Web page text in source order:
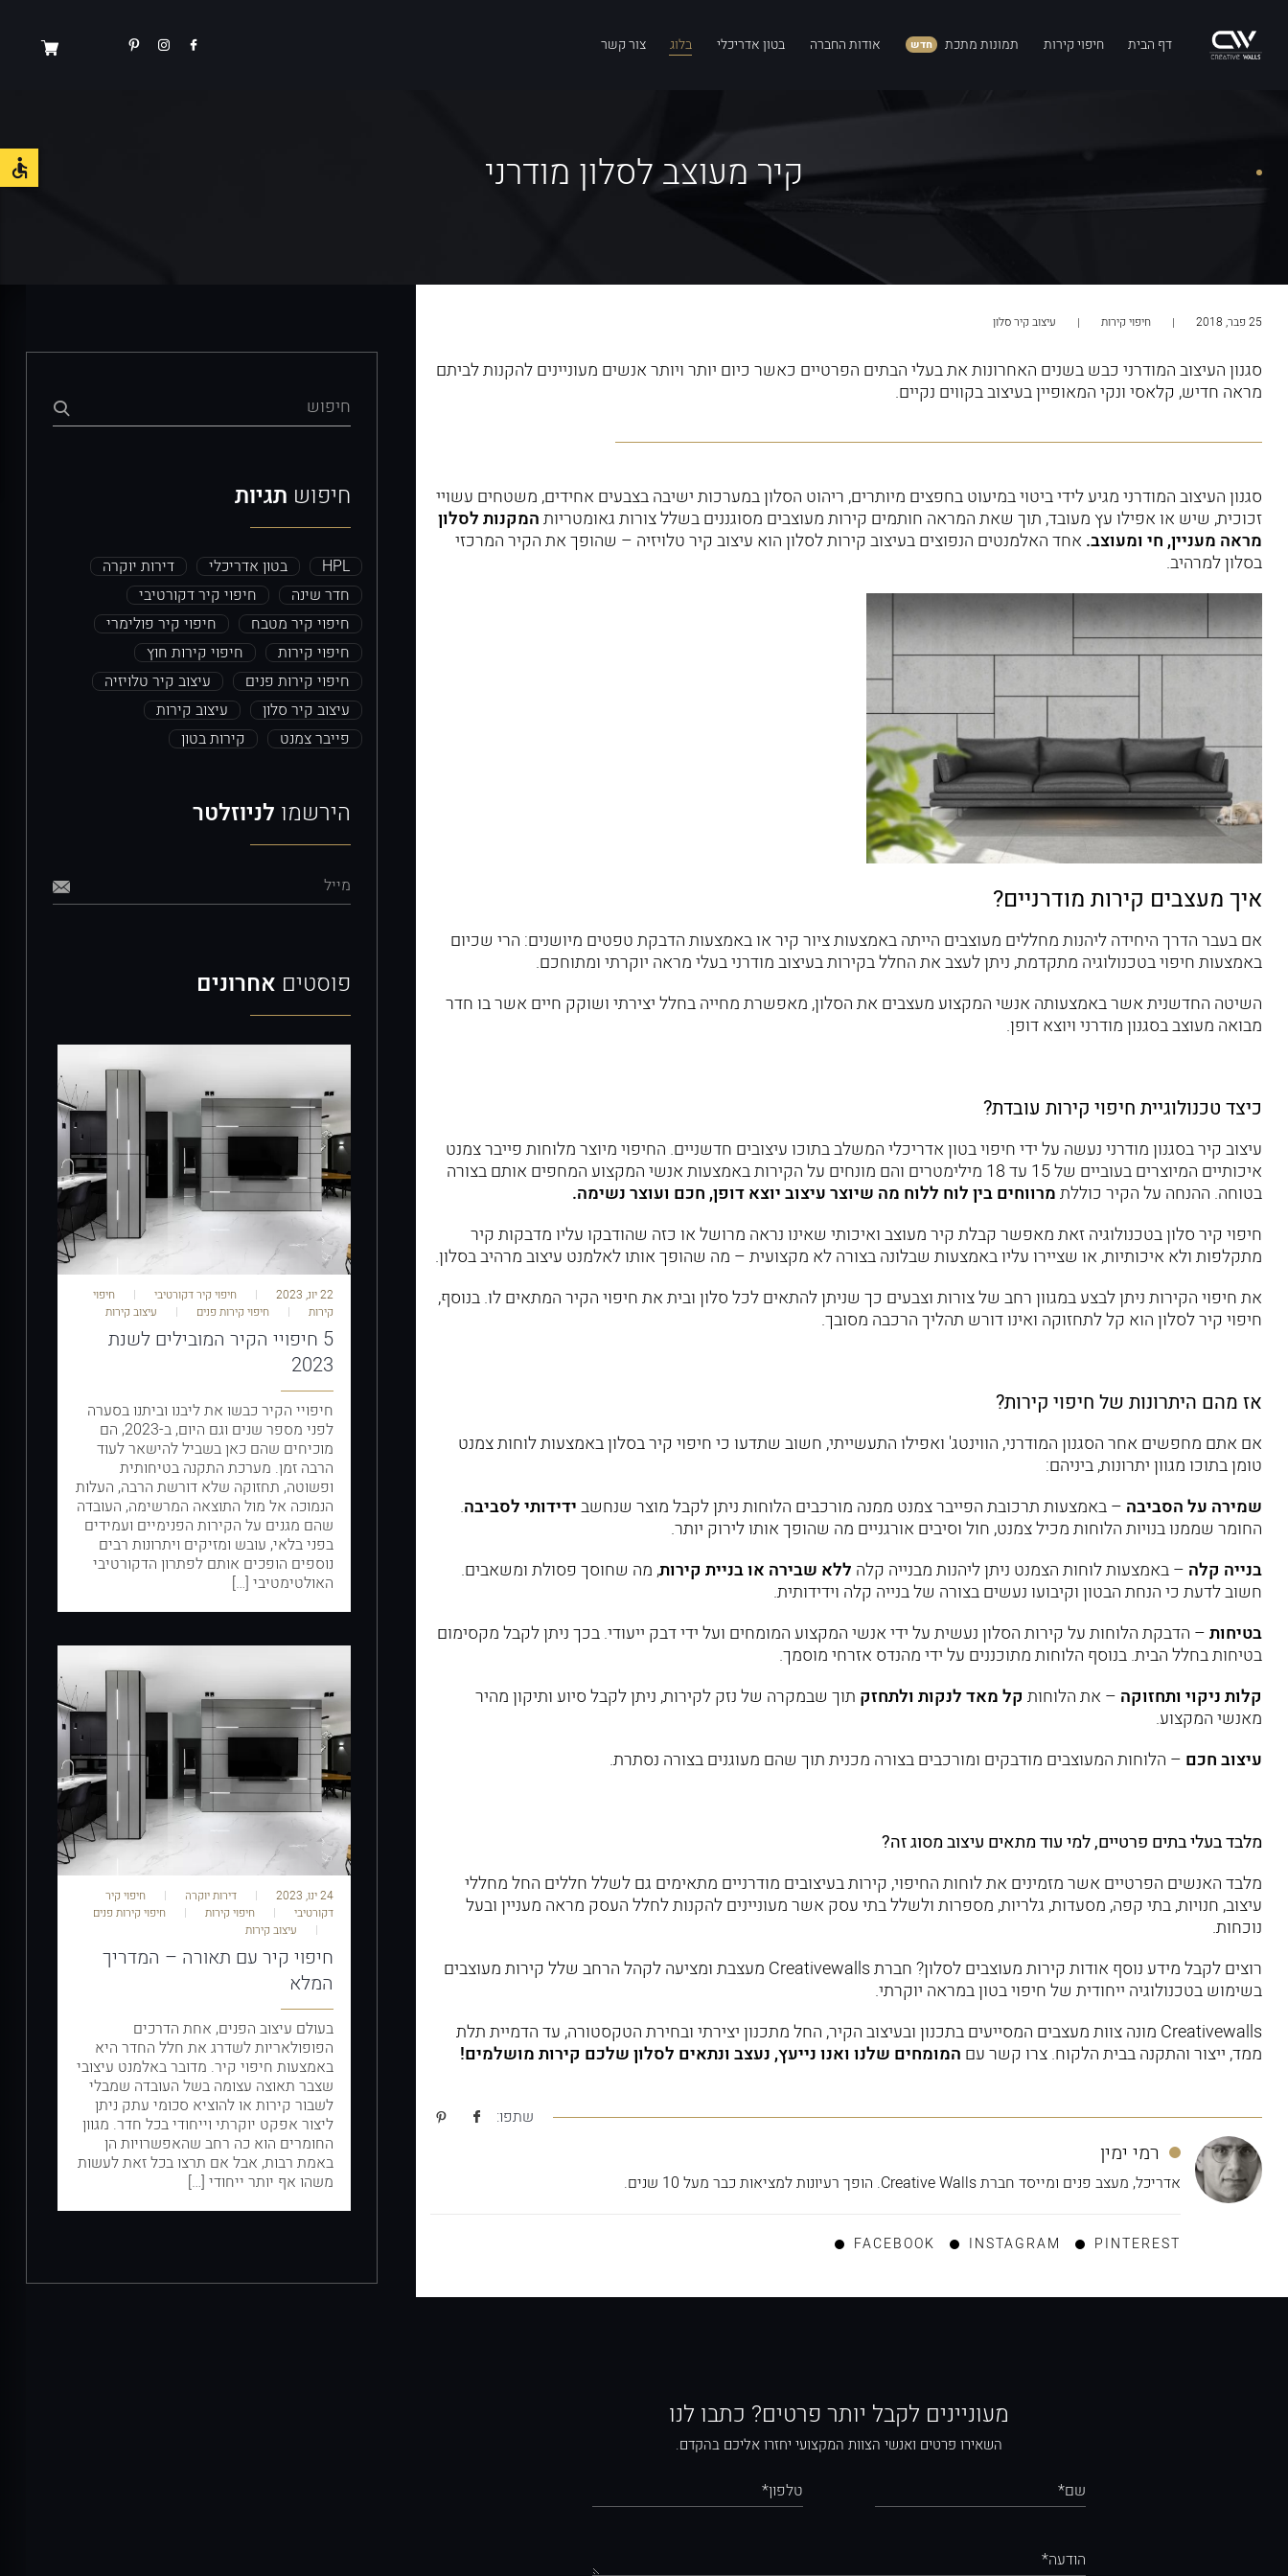
דף הבית חיפוי קירות תמונות מתכת חדש אודות החברה בטון אדריכלי בלוג צור קשר
קיר מעוצב לסלון מודרני
25 פבר, 2018 חיפוי קירות עיצוב קיר סלון
סגנון העיצוב המודרני כבש בשנים האחרונות את בעלי הבתים הפרטיים כאשר כיום יותר ויותר אנשים מעוניינים להקנות לביתם
מראה חדיש, קלאסי ונקי המאופיין בעיצוב בקווים נקיים.
סגנון העיצוב המודרני מגיע לידי ביטוי במיעוט בחפצים מיותרים, ריהוט הסלון במערכות ישיבה בצבעים אחידים, משטחים עשויי
זכוכית, שיש או אפילו עץ מעובד, תוך שאת המראה חותמים קירות מעוצבים מסוגננים בשלל צורות גאומטריותהמקנות לסלון
מראה מעניין, חי ומעוצב. אחד האלמנטים הנפוצים בעיצוב קירות לסלון הוא עיצוב קיר טלויזיה – שהופך את הקיר המרכזי
בסלון למרהיב.
איך מעצבים קירות מודרניים?
אם בעבר הדרך היחידה ליהנות מחללים מעוצבים הייתה באמצעות ציור קיר או באמצעות הדבקת טפטים מיושנים: הרי שכיום
באמצעות חיפוי בטכנולוגיה מתקדמת, ניתן לעצב את החלל בקירות בעיצוב מודרני בעלי מראה יוקרתי ומתוחכם.
השיטה החדשנית אשר באמצעותה אנשי המקצוע מעצבים את הסלון, מאפשרת מחייה בחלל יצירתי ושוקק חיים אשר בו חדר
מבואה מעוצב בסגנון מודרני ויוצא דופן.
כיצד טכנולוגיית חיפוי קירות עובדת?
עיצוב קיר בסגנון מודרני נעשה על ידי חיפויבטון אדריכליהמשלב בתוכו עיצובים חדשניים. החיפוי מיוצר מלוחות פייבר צמנט
איכותיים המיוצרים בעוביים של 15 עד 18 מילימטרים והם מונחים על הקירות באמצעות אנשי המקצוע המחפים אותם בצורה
בטוחה. ההנחה על הקיר כוללתמרווחים בין לוח ללוח מה שיוצר עיצוב יוצא דופן, חכם ועוצר נשימה.
חיפוי קיר סלוןבטכנולוגיה זאת מאפשר קבלת קיר מעוצב ואיכותי שאינו נראה מרושל או כזה שהודבקו עליו מדבקות קיר
מתקלפות ולא איכותיות, או שציירו עליו באמצעות שבלונה בצורה לא מקצועית – מה שהופך אותו לאלמנט עיצוב מרהיב בסלון.
את חיפוי הקירות ניתן לבצע במגוון רחב של צורות וצבעים כך שניתן להתאים לכל סלון ובית את חיפוי הקיר המתאים לו. בנוסף,
חיפוי קיר לסלון הוא קל לתחזוקה ואינו דורש תהליך הרכבה מסובך.
אז מהם היתרונות של חיפוי קירות?
אם אתם מחפשים אחר הסגנון המודרני, הווינטג' ואפילו התעשייתי, חשוב שתדעו כי חיפוי קיר בסלון באמצעות לוחות צמנט
טומן בתוכו מגוון יתרונות, ביניהם:
שמירה על הסביבה – באמצעות תרכובת הפייבר צמנט ממנה מורכבים הלוחות ניתן לקבל מוצר שנחשבידידותי לסביבה.
החומר שממנו בנויות הלוחות מכיל צמנט, חול וסיבים אורגניים מה שהופך אותו לירוק יותר.
בנייה קלה – באמצעות לוחות הצמנט ניתן ליהנות מבנייה קלה ללא שבירה או בניית קירות, מה שחוסך פסולת ומשאבים.
חשוב לדעת כי הנחת הבטון וקיבועו נעשים בצורה של בנייה קלה וידידותית.
בטיחות– הדבקת הלוחות על קירות הסלון נעשית על ידי אנשי המקצוע המומחים ועל ידי דבק ייעודי. בכך ניתן לקבל מקסימום
בטיחות בחלל הבית. בנוסף הלוחות מתוכננים על ידי מהנדס אזרחי מוסמך.
קלות ניקוי ותחזוקה – את הלוחות קל מאד לנקות ולתחזק תוך שבמקרה של נזק לקירות, ניתן לקבל סיוע ותיקון מהיר
מאנשי המקצוע.
עיצוב חכם – הלוחות המעוצבים מודבקים ומורכבים בצורה מכנית תוך שהם מעוגנים בצורה נסתרת.
מלבד בעלי בתים פרטיים, למי עוד מתאים עיצוב מסוג זה?
מלבד האנשים הפרטיים אשר מזמינים את לוחות החיפוי, קירות בעיצובים מודרניים מתאימים גם לשלל חללים החל מחללי
עיצוב, חנויות, בתי קפה, מסעדות, גלריות, מספרות ולשלל בתי עסק אשר מעוניינים להקנות לחלל העסק מראה מעניין ובעל
נוכחות.
רוצים לקבל מידע נוסף אודות קירות מעוצבים לסלון? חברת Creativewalls מעצבת ומציעה לקהל הרחב שלל קירות מעוצבים
בשימוש בטכנולוגיה ייחודית שלחיפוי בטון במראה יוקרתי.
Creativewalls מונה צוות מעצבים המסייעים בתכנון ובעיצוב הקיר, החל מתכנון יצירתי ובחירת הטקסטורה, עד הדמיית תלת
ממד, ייצור והתקנה בבית הלקוח. צרו קשר עם המומחים שלנו ואנו נייעץ, נעצב ונתאים לסלון שלכם קירות מושלמים!
שתפו:
רמי ימין
אדריכל, מעצב פנים ומייסד חברת Creative Walls. הופך רעיונות למציאות כבר מעל 10 שנים.
PINTEREST
INSTAGRAM
FACEBOOK
מעוניינים לקבל יותר פרטים? כתבו לנו
השאירו פרטים ואנשי הצוות המקצועי יחזרו אליכם בהקדם.
שם* טלפון*
הודעה*
חיפוש
חיפוש תגיות
HPL בטון אדריכלי
דירות יוקרה
חדר שינה
חיפוי קיר דקורטיבי
חיפוי קיר מטבח
חיפוי קיר פולימרי
חיפוי קירות
חיפוי קירות חוץ
חיפוי קירות פנים
עיצוב קיר טלויזיה
עיצוב קיר סלון
עיצוב קירות
פייבר צמנט
קירות בטון
הירשמו לניוזלטר
מייל
פוסטים אחרונים
22 יונ, 2023 חיפוי קיר דקורטיבי
חיפוי
קירות
חיפוי קירות פנים עיצוב קירות
5 חיפויי הקיר המובילים לשנת
2023
חיפויי הקיר כבשו את ליבנו וביתנו בסערה
לפני מספר שנים וגם היום, ב-2023, הם
מוכיחים שהם כאן בשביל להישאר לעוד
הרבה זמן. מערכת התקנה בטיחותית
ופשוטה, תחזוקה שלא דורשת הרבה, העלות
הנמוכה אל מול התוצאה המרשימה, העובדה
שהם מגנים על הקירות הפנימיים ועמידים
בפני בלאי, עובש ומזיקים ויתרונות רבים
נוספים הופכים אותם לפתרון הדקורטיבי
האולטימטיבי […]
24 ינו, 2023 דירות יוקרה
חיפוי קיר
דקורטיבי
חיפוי קירות
חיפוי קירות פנים
עיצוב קירות
חיפוי קיר עם תאורה – המדריך
המלא
בעולם עיצוב הפנים, אחת הדרכים
הפופולאריות לשדרג את חלל החדר היא
באמצעות חיפוי קיר. מדובר באלמנט עיצובי
שצבר תאוצה עצומה בשל העובדה שמבלי
לשבור קירות או להוציא סכומי עתק ניתן
ליצור אפקט יוקרתי וייחודי בכל חדר. מגוון
החומרים הוא כה רחב שהאפשרויות הן
באמת רבות, אבל אם תרצו בכל זאת לעשות
משהו אף יותר ייחודי […]